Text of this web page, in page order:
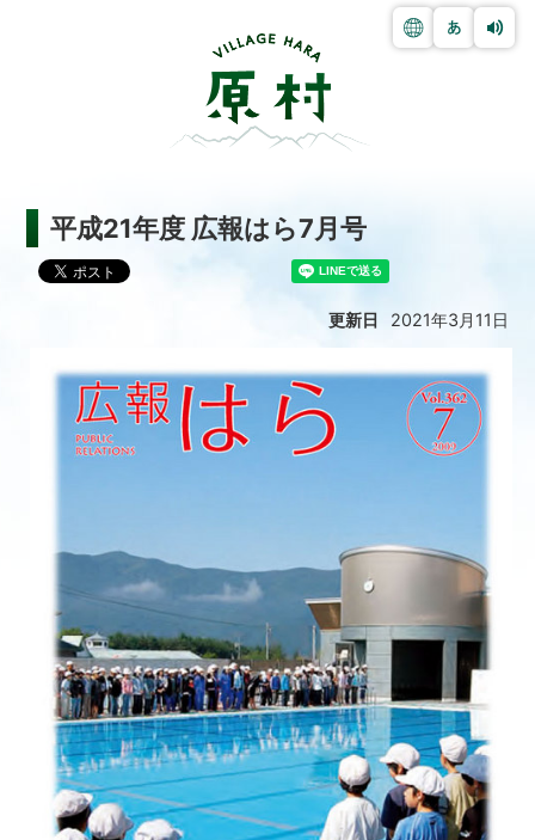
平成21年度 広報はら7月号
更新日 2021年3月11日